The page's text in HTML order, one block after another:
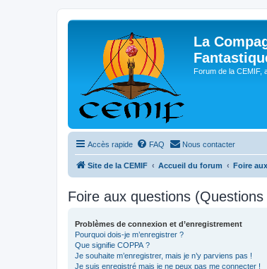
La
Forum de la CEMIF,
Accès rapide FAQ Nous contacter
Site de la CEMIF Accueil du forum Foire
Foire aux questions
Problèmes de connexion et d’enregistrement
Pourquoi dois-je m’enregistrer ?
Que signifie COPPA ?
Je souhaite m’enregistrer, mais je n’y parviens pas !
Je suis enregistré mais je ne peux pas me connecter !